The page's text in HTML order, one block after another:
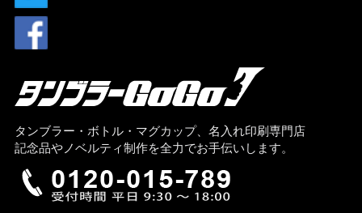
タンブラー・ボトル・マグカップ、名入れ印刷専門店
記念品やノベルティ制作を全力でお手伝いします。